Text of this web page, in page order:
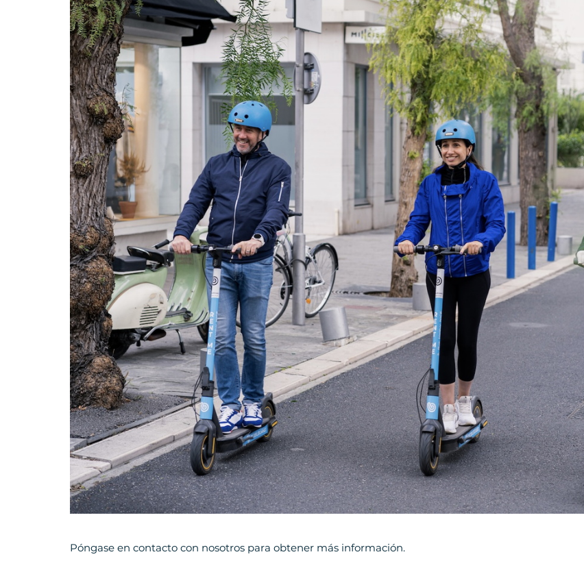
Póngase en contacto con nosotros para obtener más información.